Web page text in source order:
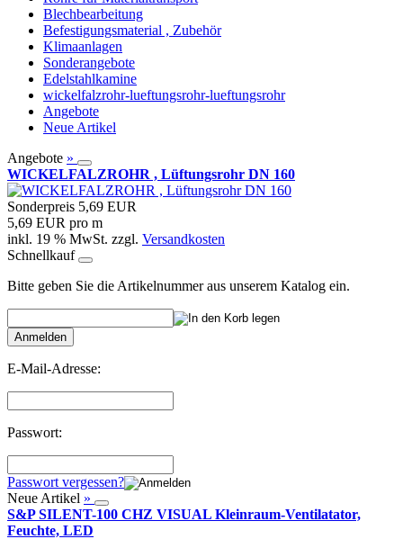
Blechbearbeitung
Befestigungsmaterial , Zubehör
Klimaanlagen
Sonderangebote
Edelstahlkamine
wickelfalzrohr-lueftungsrohr-lueftungsrohr
Angebote
Neue Artikel
Angebote »
WICKELFALZROHR , Lüftungsrohr DN 160
Sonderpreis 5,69 EUR
5,69 EUR pro m
inkl. 19 % MwSt. zzgl. Versandkosten
Schnellkauf
Bitte geben Sie die Artikelnummer aus unserem Katalog ein.
Anmelden
E-Mail-Adresse:
Passwort:
Passwort vergessen?
Neue Artikel »
S&P SILENT-100 CHZ VISUAL Kleinraum-Ventilatator,
Feuchte, LED